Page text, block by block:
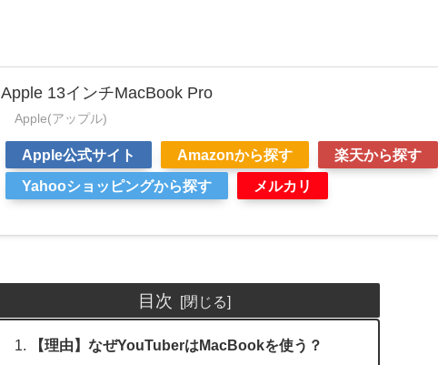
Apple 13インチMacBook Pro
Apple(アップル)
Apple公式サイト Amazonから探す
楽天から探す
Yahooショッピングから探す
メルカリ
目次
【理由】なぜYouTuberはMacBookを使う？